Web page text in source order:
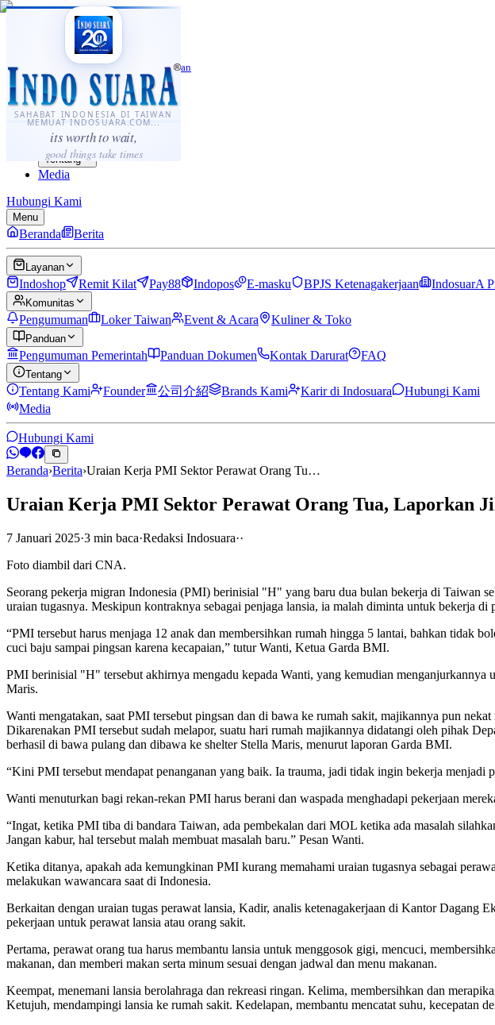
SAHABAT INDONESIA DI TAIWAN
MEMUAT INDOSUARA.COM...
its worth to wait,
good things take times
·...
⌘K
Sahabat Indonesia di Taiwan
Berita
Layanan
Komunitas
Panduan
Tentang
Media
Hubungi Kami
Menu
Beranda Berita
Layanan
Indoshop Remit Kilat Pay88 Indopos E-masku BPJS Ketenagakerjaan IndosuarA
Komunitas
Pengumuman Loker Taiwan Event & Acara Kuliner & Toko
Panduan
Pengumuman Pemerintah Panduan Dokumen Kontak Darurat FAQ
Tentang
Tentang Kami Founder 公司介紹 Brands Kami Karir di Indosuara
Hubungi Kami
Media
Hubungi Kami
Beranda›Berita›Uraian Kerja PMI Sektor Perawat Orang Tu…
Uraian Kerja PMI Sektor Perawat Orang Tua, Laporkan
7 Januari 2025·3 min baca·Redaksi Indosuara··
Foto diambil dari CNA.
Seorang pekerja migran Indonesia (PMI) berinisial "H" yang baru dua bulan bekerja di Taiwan
uraian tugasnya. Meskipun kontraknya sebagai penjaga lansia, ia malah diminta untuk bekerja
“PMI tersebut harus menjaga 12 anak dan membersihkan rumah hingga 5 lantai, bahkan tidak
cuci baju sampai pingsan karena kecapaian,” tutur Wanti, Ketua Garda BMI.
PMI berinisial "H" tersebut akhirnya mengadu kepada Wanti, yang kemudian
Maris.
Wanti mengatakan, saat PMI tersebut pingsan dan di bawa ke rumah sakit, majikannya pun
Dikarenakan PMI tersebut sudah melapor, suatu hari rumah majikannya didatangi oleh pihak
berhasil di bawa pulang dan dibawa ke shelter Stella Maris, menurut laporan Garda BMI.
“Kini PMI tersebut mendapat penanganan yang baik. Ia trauma, jadi tidak ingin bekerja
Wanti menuturkan bagi rekan-rekan PMI harus berani dan waspada menghadapi pekerjaan
“Ingat, ketika PMI tiba di bandara Taiwan, ada pembekalan dari MOL ketika ada masalah
Jangan kabur, hal tersebut malah membuat masalah baru.” Pesan Wanti.
Ketika ditanya, apakah ada kemungkinan PMI kurang memahami uraian tugasnya sebagai
melakukan wawancara saat di Indonesia.
Berkaitan dengan uraian tugas perawat lansia, Kadir, analis ketenagakerjaan di Kantor Dagang
pekerjaan untuk perawat lansia atau orang sakit.
Pertama, perawat orang tua harus membantu lansia untuk menggosok gigi, mencuci,
makanan, dan memberi makan serta minum sesuai dengan jadwal dan menu makanan.
Keempat, menemani lansia berolahraga dan rekreasi ringan. Kelima, membersihkan dan
Ketujuh, mendampingi lansia ke rumah sakit. Kedelapan, membantu mencatat suhu, kecepatan